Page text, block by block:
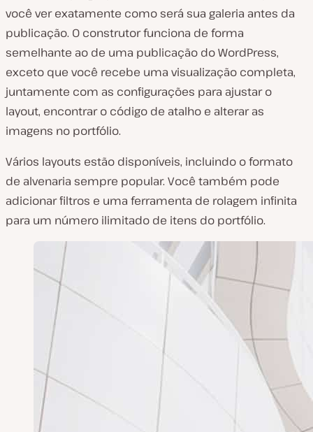
você ver exatamente como será sua galeria antes da
publicação. O construtor funciona de forma
semelhante ao de uma publicação do WordPress,
exceto que você recebe uma visualização completa,
juntamente com as configurações para ajustar o
layout, encontrar o código de atalho e alterar as
imagens no portfólio.
Vários layouts estão disponíveis, incluindo o formato
de alvenaria sempre popular. Você também pode
adicionar filtros e uma ferramenta de rolagem infinita
para um número ilimitado de itens do portfólio.